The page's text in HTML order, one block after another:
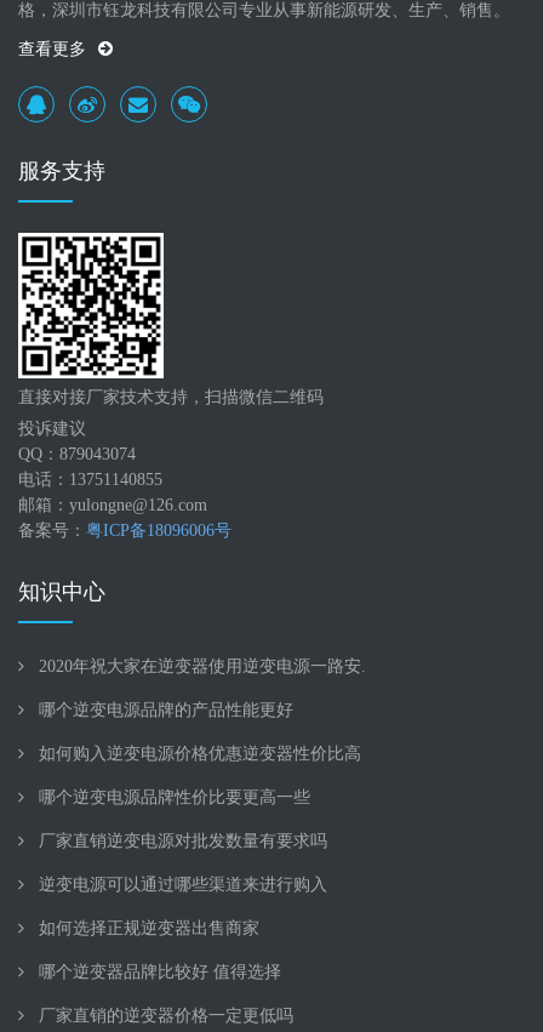
格，深圳市钰龙科技有限公司专业从事新能源研发、生产、销售。
查看更多
服务支持
直接对接厂家技术支持，扫描微信二维码
投诉建议
QQ：879043074
电话：13751140855
邮箱：yulongne@126.com
备案号： 粤ICP备18096006号
知识中心
2020年祝大家在逆变器使用逆变电源一路安.
哪个逆变电源品牌的产品性能更好
如何购入逆变电源价格优惠逆变器性价比高
哪个逆变电源品牌性价比要更高一些
厂家直销逆变电源对批发数量有要求吗
逆变电源可以通过哪些渠道来进行购入
如何选择正规逆变器出售商家
哪个逆变器品牌比较好 值得选择
厂家直销的逆变器价格一定更低吗